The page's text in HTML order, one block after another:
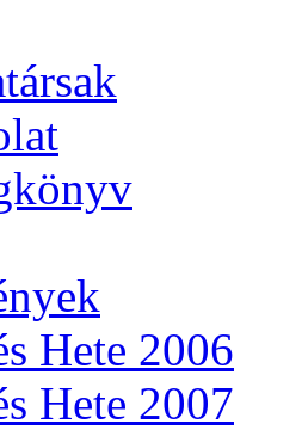
Hete 2006
Hete 2007